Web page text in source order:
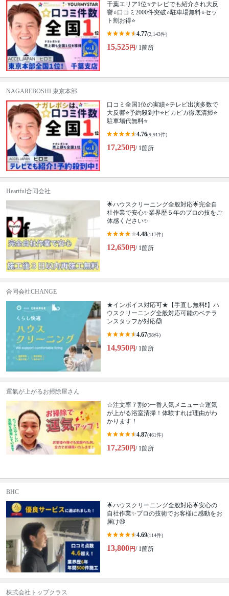
千葉エリア1位⭐テレビでも紹介され大反
響⭐️口コミ2000件突破⭐️駐車場無料⭐セッ
ト割お得⭐
4.77(2,143件)
15,525円/ 1箇所
NAGAREBOSHI 東京本部
口コミ全国1位の実績⭐テレビ出演多数で
大反響⭐予約殺到中⭐ピカピカ徹底清掃⭐
駐車場代無料⭐
4.76(9,911件)
17,250円/ 1箇所
Heartful合同会社
🌟ハウスクリーニング全般対応🌟完全自
社作業で安心✨業界歴５年のプロの技をご
体感ください✨
4.48(117件)
12,650円/ 1箇所
合同会社CHANGE
★インボイス対応可★【手直し無料❗️】ハ
ウスクリーニング全般対応可能のベテラ
ンスタッフが対応🙆
4.67(98件)
14,950円/ 1箇所
運氣が上がるお掃除屋さん
☆注文率７割の一番人気メニュー☆運気
が上がる浴室清掃！体験すれば理由がわ
かります！
4.87(461件)
17,250円/ 1箇所
BHC
🌟ハウスクリーニング全般対応🌟安心の
自社作業✨プロの技術でお客様に感動をお
届け😃
4.69(114件)
13,800円/ 1箇所
株式会社トップクラス